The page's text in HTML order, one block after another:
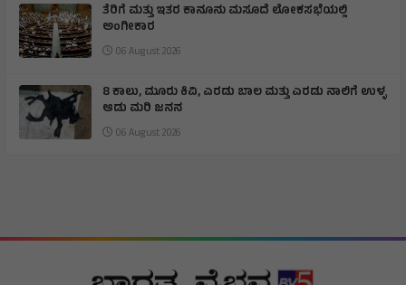
ತೆರಿಗೆ ಮತ್ತು ಇತರ ಕಾನೂನು ಮಸೂದೆ ಲೋಕಸಭೆಯಲ್ಲಿ
ಅಂಗೀಕಾರ
06 August 2026
8 ಕಾಲು, ಮೂರು ಕಿವಿ, ಎರಡು ಬಾಲ ಮತ್ತು ಎರಡು ನಾಲಿಗೆ ಉಳ್ಳ
ಆಡು ಮರಿ ಜನನ
06 August 2026